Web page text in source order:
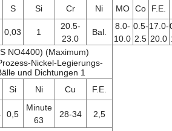
S Si Cr Ni MO Co
F.E.
0,03 1
20.5-
23.0
Bal.
8.0-
10.0
0.5-
2.5
17.0-
20.0
NO4400) (Maximum)
Si Ni Cu F.E.
0,5
Minute
63
28-34 2,5